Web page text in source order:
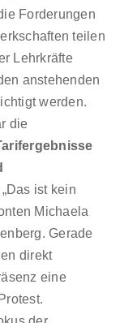
Forderungen
teilen
Lehrkräfte
anstehenden
werden.
die
„Das ist kein
Michaela
Gerade
direkt
eine